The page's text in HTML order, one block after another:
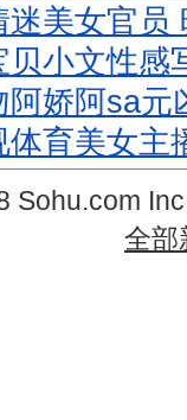
美女官员
贝小文性感
阿娇阿sa元
体育美女主
Sohu.com
全部